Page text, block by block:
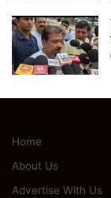
Home
About Us
Advertise With Us